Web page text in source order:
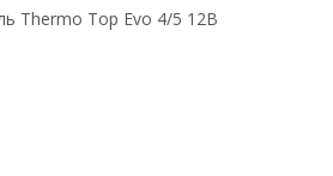
Thermo Top Evo 4/5 12В